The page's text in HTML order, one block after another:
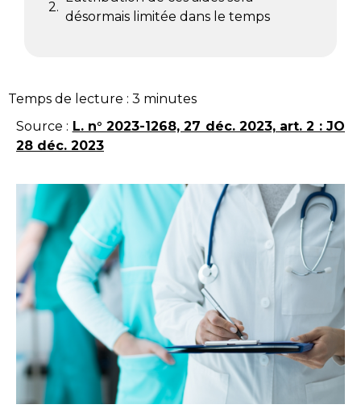
désormais limitée dans le temps
Temps de lecture : 3 minutes
Source : L. n° 2023-1268, 27 déc. 2023, art. 2 : JO
28 déc. 2023